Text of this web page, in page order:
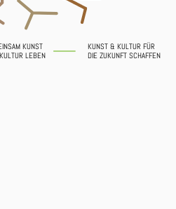
KUNST
LEBEN
KUNST & KULTUR FÜR
DIE ZUKUNFT SCHAFFEN